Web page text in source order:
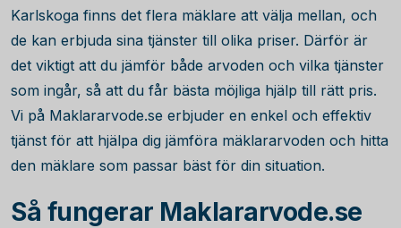
Karlskoga finns det flera mäklare att välja mellan, och
de kan erbjuda sina tjänster till olika priser. Därför är
det viktigt att du jämför både arvoden och vilka tjänster
som ingår, så att du får bästa möjliga hjälp till rätt pris.
Vi på Maklararvode.se erbjuder en enkel och effektiv
tjänst för att hjälpa dig jämföra mäklararvoden och hitta
den mäklare som passar bäst för din situation.
Så fungerar Maklararvode.se